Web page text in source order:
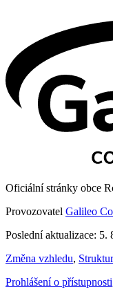
Oficiální stránky obce
Provozovatel Galileo
Poslední aktualizace: 5.
Změna vzhledu,
Prohlášení o přístupnosti